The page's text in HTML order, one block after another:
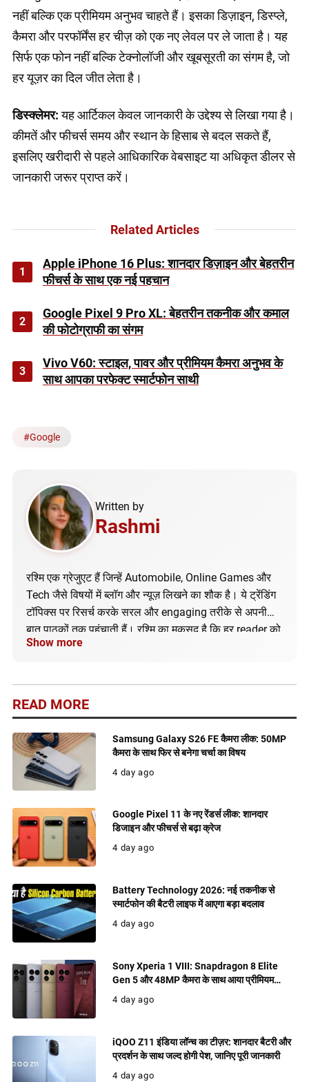
नहीं बल्कि एक प्रीमियम अनुभव चाहते हैं। इसका डिज़ाइन, डिस्प्ले,
कैमरा और परफॉर्मेंस हर चीज़ को एक नए लेवल पर ले जाता है। यह
सिर्फ एक फोन नहीं बल्कि टेक्नोलॉजी और खूबसूरती का संगम है, जो
हर यूज़र का दिल जीत लेता है।
डिस्क्लेमर:यह आर्टिकल केवल जानकारी के उद्देश्य से लिखा गया है।
कीमतें और फीचर्स समय और स्थान के हिसाब से बदल सकते हैं,
इसलिए खरीदारी से पहले आधिकारिक वेबसाइट या अधिकृत डीलर से
जानकारी जरूर प्राप्त करें।
Related Articles
1
Apple iPhone 16 Plus: शानदार डिज़ाइन और बेहतरीन
फीचर्स के साथ एक नई पहचान
2
Google Pixel 9 Pro XL: बेहतरीन तकनीक और कमाल
की फोटोग्राफी का संगम
3
Vivo V60: स्टाइल, पावर और प्रीमियम कैमरा अनुभव के
साथ आपका परफेक्ट स्मार्टफोन साथी
#Google
Written by
Rashmi
रश्मि एक ग्रेजुएट हैं जिन्हें Automobile, Online Games और
Tech जैसे विषयों में ब्लॉग और न्यूज़ लिखने का शौक है। ये ट्रेंडिंग
टॉपिक्स पर रिसर्च करके सरल और engaging तरीके से अपनी
बात पाठकों तक पहुंचाती हैं। रश्मि का मकसद है कि हर reader को
सही और अपडेटेड जानकारी मिले।
Show more
READ MORE
Samsung Galaxy S26 FE कैमरा लीक: 50MP
कैमरा के साथ फिर से बनेगा चर्चा का विषय
4 day ago
Google Pixel 11 के नए रेंडर्स लीक: शानदार
डिजाइन और फीचर्स से बढ़ा क्रेज
4 day ago
Battery Technology 2026: नई तकनीक से
स्मार्टफोन की बैटरी लाइफ में आएगा बड़ा बदलाव
4 day ago
Sony Xperia 1 VIII: Snapdragon 8 Elite
Gen 5 और 48MP कैमरा के साथ आया प्रीमियम
फ्लैगशिप, जानिए फीचर्स
4 day ago
iQOO Z11 इंडिया लॉन्च का टीज़र: शानदार बैटरी और
प्रदर्शन के साथ जल्द होगी पेश, जानिए पूरी जानकारी
4 day ago